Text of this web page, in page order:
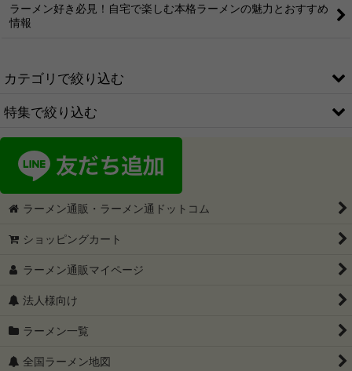
ラーメン好き必見！自宅で楽しむ本格ラーメンの魅力とおすすめ
情報
カテゴリで絞り込む
ご当地ラーメンお取り寄せセット
ご当地カップラーメン
・塩ラーメン
特集で絞り込む
ご当地ラーメン1箱2食入
5000円以上セット
ラーメン通販・ラーメン通ドットコム
ショッピングカート
ラーメン通販マイページ
法人様向け
ラーメン一覧
全国ラーメン地図